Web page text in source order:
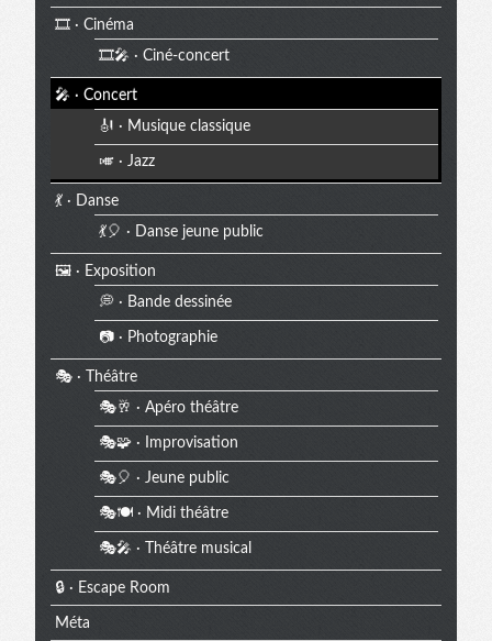
🎞️ · Cinéma
🎞️🎤 · Ciné-concert
🎤 · Concert
🎻 · Musique classique
🎺 · Jazz
💃 · Danse
💃🎈 · Danse jeune public
🖼️ · Exposition
💭 · Bande dessinée
📷 · Photographie
🎭 · Théâtre
🎭🥂 · Apéro théâtre
🎭🧩 · Improvisation
🎭🎈 · Jeune public
🎭🍽️ · Midi théâtre
🎭🎤 · Théâtre musical
🔒 · Escape Room
Méta